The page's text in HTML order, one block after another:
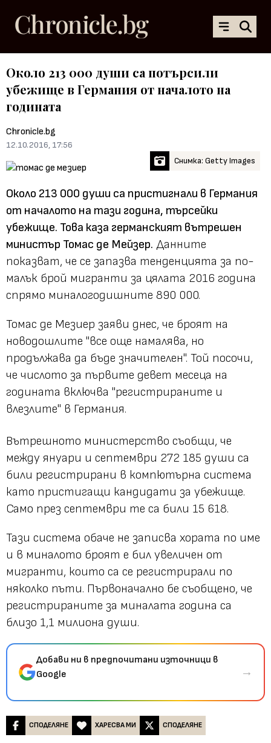
Около 213 000 души са потърсили
убежище в Германия от началото на
годината
Chronicle.bg
12.10.2016, 17:56
Снимка: Getty Images
Около 213 000 души са пристигнали в Германия
от началото на тази година, търсейки
убежище. Това каза германският вътрешен
министър Томас де Мейзер. Данните
показват, че се запазва тенденцията за по-
малък брой мигранти за цялата 2016 година
спрямо миналогодишните 890 000.
Томас де Мезиер заяви днес, че броят на
новодошлите "все още намалява, но
продължава да бъде значителен". Той посочи,
че числото за първите девет месеца на
годината включва "регистрираните и
влезлите" в Германия.
Вътрешното министерство съобщи, че
между януари и септември 272 185 души са
били регистрирани в компютърна система
като пристигащи кандидати за убежище.
Само през септември те са били 15 618.
Тази система обаче не записва хората по име
и в миналото броят е бил увеличен от
мигранти, които са се регистрирали по
няколко пъти. Първоначално бе съобщено, че
регистрираните за миналата година са
близо 1,1 милиона души.
Добави ни в предпочитани източници в
Google
→
СПОДЕЛЯНЕ ХАРЕСВА МИ СПОДЕЛЯНЕ